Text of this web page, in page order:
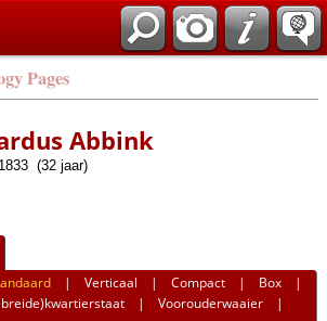
Pages
Abbink
(32 jaar)
|Verticaal |Compact | Box |
|Voorouderwaaier |